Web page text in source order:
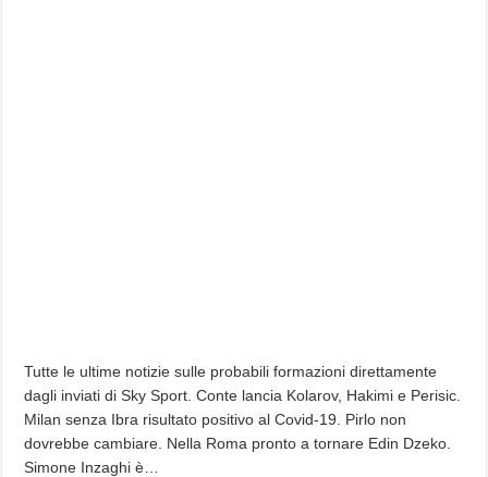
Tutte le ultime notizie sulle probabili formazioni direttamente
dagli inviati di Sky Sport. Conte lancia Kolarov, Hakimi e Perisic.
Milan senza Ibra risultato positivo al Covid-19. Pirlo non
dovrebbe cambiare. Nella Roma pronto a tornare Edin Dzeko.
Simone Inzaghi è…